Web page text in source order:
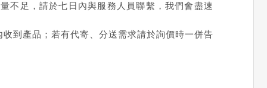
不足，請於七日內與服務人員聯繫，我們會盡速
到產品；若有代寄、分送需求請於詢價時一併告